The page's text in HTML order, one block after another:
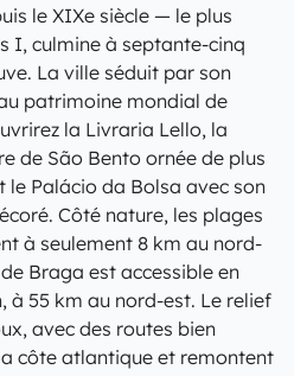
le XIXe siècle — le plus
I, culmine à septante-cinq
La ville séduit par son
patrimoine mondial de
la Livraria Lello, la
de São Bento ornée de plus
le Palácio da Bolsa avec son
Côté nature, les plages
à seulement 8 km au nord-
Braga est accessible en
à 55 km au nord-est. Le relief
avec des routes bien
côte atlantique et remontent